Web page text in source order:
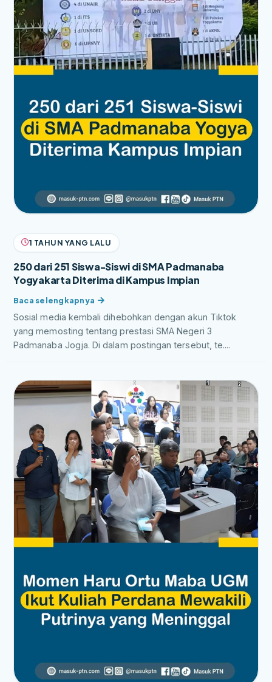
1 TAHUN YANG LALU
250 dari 251 Siswa-Siswi di SMA Padmanaba
Yogyakarta Diterima di Kampus Impian
Sosial media kembali dihebohkan dengan akun Tiktok
yang memosting tentang prestasi SMA Negeri 3
Padmanaba Jogja. Di dalam postingan tersebut, te....